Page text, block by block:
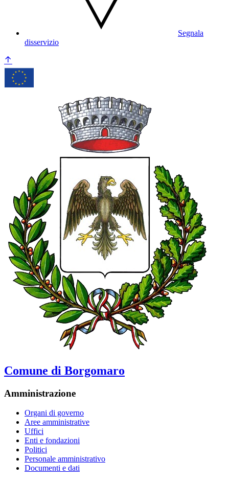
Segnala
disservizio
Comune di Borgomaro
Amministrazione
Organi di governo
Aree amministrative
Uffici
Enti e fondazioni
Politici
Personale amministrativo
Documenti e dati